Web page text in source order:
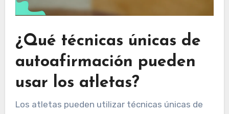
¿Qué técnicas únicas de
autoafirmación pueden
usar los atletas?
Los atletas pueden utilizar técnicas únicas de